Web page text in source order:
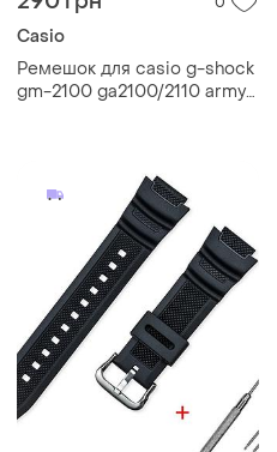
Casio
Ремешок для casio g-shock
gm-2100 ga2100/2110 army